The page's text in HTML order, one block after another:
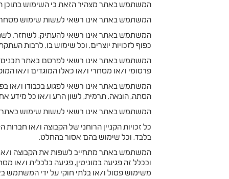
המשתמש באתר מצהיר הזאת כי השימוש בתוכן
המשתמש באתר אינו רשאי לעשות שימוש
המשתמש באתר אינו רשאי להעתיק, לשחזר,
כפוף לזכויות יוצרים, וכל שימוש בו, לרבות
המשתמש באתר אינו רשאי לפרסם באתר תכנים
פרסומי ו/או מסחרי ו/או כאלו המוגדים ו/או
המשתמש באתר אינו רשאי לפגוע בכבודו ו/או
הסתה, הונאה, תרמית, לשון הרע ו/או כל מידע
המשתמש באתר אינו רשאי לעשות שימוש באתר
כל זכויות הקניין הרוחני של הקבוצה ו/או
בלבד, וכל שימוש בהם אסור בהחלט.
המשתמש באתר מתחייב לשפות את הקבוצה ו/או
ובכלל זה פגיעה במוניטין, פגיעה כלכלית ו/
משימוש פסול ו/או בלתי חוקי על ידי המשתמש